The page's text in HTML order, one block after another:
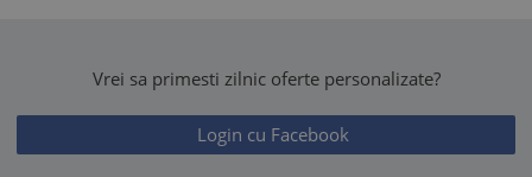
Vrei sa primesti zilnic oferte personalizate?
Login cu Facebook